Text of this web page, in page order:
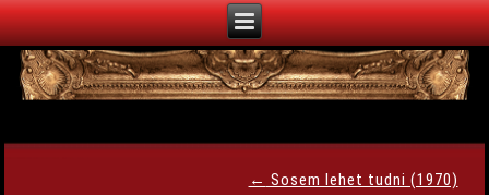
← Sosem lehet tudni (1970)